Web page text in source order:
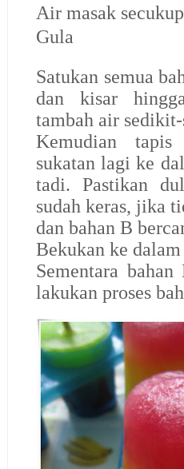
Air masak
Gula
Satukan semua
dan kisar
tambah air
Kemudian
sukatan lagi ke
tadi. Pastikan
sudah keras, jika
dan bahan B
Bekukan ke
Sementara
lakukan proses